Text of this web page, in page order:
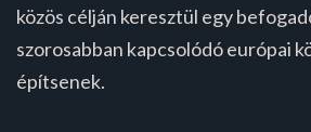
közös célján keresztül egy
szorosabban kapcsolódó európai
építsenek.